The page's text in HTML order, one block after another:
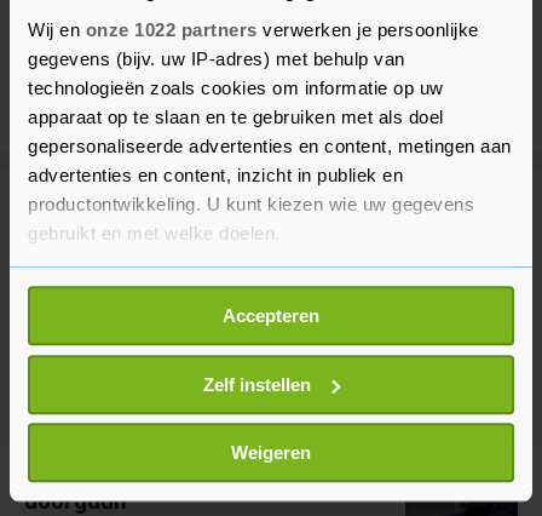
Wij en onze 1022 partners verwerken je persoonlijke
gegevens (bijv. uw IP-adres) met behulp van
technologieën zoals cookies om informatie op uw
apparaat op te slaan en te gebruiken met als doel
gepersonaliseerde advertenties en content, metingen aan
advertenties en content, inzicht in publiek en
productontwikkeling. U kunt kiezen wie uw gegevens
gebruikt en met welke doelen.
Als u het toestaat, willen we ook graag:
Informatie verzamelen over uw geografische
locatie, die tot een paar meter nauwkeurig kan zijn
Uw apparaat identificeren door het actief te
scannen op specifieke eigenschappen (fingerprinting)
Lees meer over hoe uw persoonlijke gegevens worden
verwerkt en stel uw voorkeuren in het
U kunt uw toestemming op elk moment wijzigen of
Accepteren
Zelf instellen
Weigeren
Meer uit Voetbal
in stadion Leeuwarden
1 uur geleden
Nog onzeker of WK-
kwalificatieduels in oktober
doorgaan